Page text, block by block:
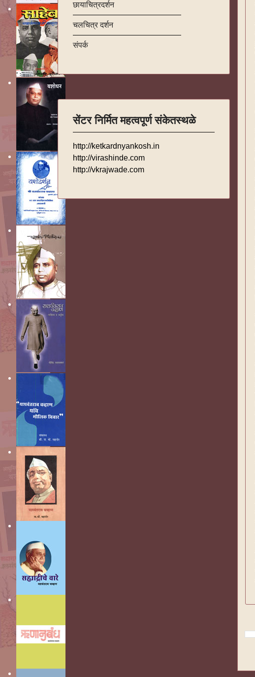
छायाचित्रदर्शन
चलचित्र दर्शन
संपर्क
सेंटर निर्मित महत्वपूर्ण संकेतस्थळे
http://ketkardnyankosh.in
http://virashinde.com
http://vkrajwade.com